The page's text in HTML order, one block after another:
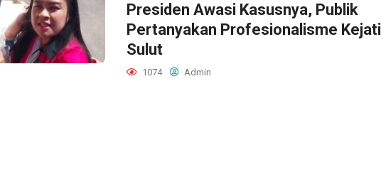
Presiden Awasi Kasusnya, Publik
Pertanyakan Profesionalisme Kejati
Sulut
1074 Admin